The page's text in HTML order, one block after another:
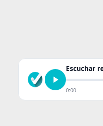
Escuchar
0:00